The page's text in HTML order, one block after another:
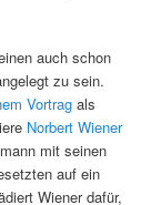
auch schon
zu sein.
Vortrag als
Norbert Wiener
mit seinen
auf ein
Wiener dafür,